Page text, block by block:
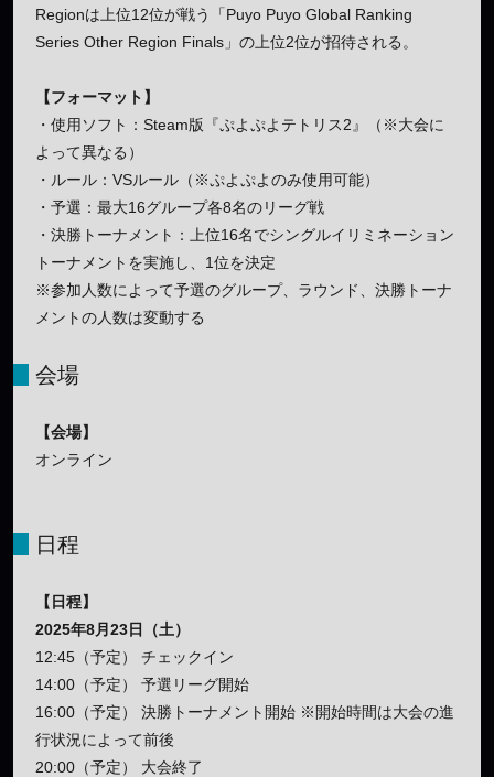
Regionは上位12位が戦う「Puyo Puyo Global Ranking
Series Other Region Finals」の上位2位が招待される。
【フォーマット】
・使用ソフト：Steam版『ぷよぷよテトリス2』（※大会に
よって異なる）
・ルール：VSルール（※ぷよぷよのみ使用可能）
・予選：最大16グループ各8名のリーグ戦
・決勝トーナメント：上位16名でシングルイリミネーション
トーナメントを実施し、1位を決定
※参加人数によって予選のグループ、ラウンド、決勝トーナ
メントの人数は変動する
会場
【会場】
オンライン
日程
【日程】
2025年8月23日（土）
12:45（予定） チェックイン
14:00（予定） 予選リーグ開始
16:00（予定） 決勝トーナメント開始 ※開始時間は大会の進
行状況によって前後
20:00（予定） 大会終了